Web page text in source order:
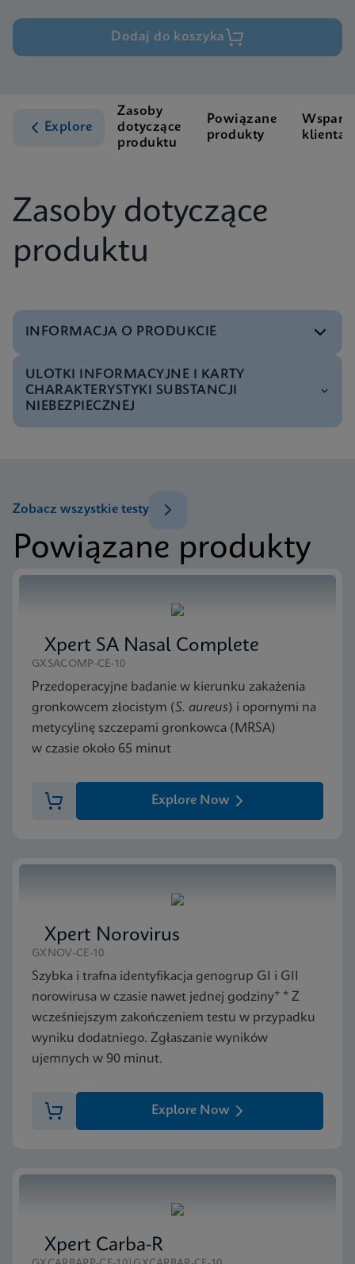
Dodaj do koszyka
Explore
Zasoby
dotyczące
produktu
Powiązane
produkty
klienta
Zasoby dotyczące
produktu
INFORMACJA O PRODUKCIE
Menu testowe
Test Menu CE-IVD (English) (GeneXpert System)
ULOTKI INFORMACYJNE I KARTY
CHARAKTERYSTYKI SUBSTANCJI
NIEBEZPIECZNEJ
MSDS/SDS
MSDS/SDS
Xpert C. difficile BT SDS CE-IVD (English)
ENG
Powiązane produkty
Zobacz wszystkie testy
Xpert SA Nasal Complete
GXSACOMP-CE-10
Przedoperacyjne badanie w kierunku zakażenia
gronkowcem złocistym (S. aureus) i opornymi na
metycylinę szczepami gronkowca (MRSA)
w czasie około 65 minut
Explore Now
Xpert Norovirus
GXNOV-CE-10
Szybka i trafna identyfikacja genogrup GI i GII
norowirusa w czasie nawet jednej godziny* * Z
wcześniejszym zakończeniem testu w przypadku
wyniku dodatniego. Zgłaszanie wyników
ujemnych w 90 minut.
Explore Now
Xpert Carba-R